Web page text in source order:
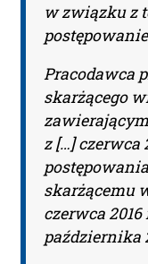
Please leave
Adres e-mail:
Nazwa
w związku z
Pracodawca
skarżącego
z […] czerwca
skarżącemu
czerwca
października